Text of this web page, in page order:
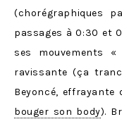
(chorégraphiques
passages à 0:30 et
ses mouvements
ravissante (ça
Beyoncé, effrayante
bouger son body).